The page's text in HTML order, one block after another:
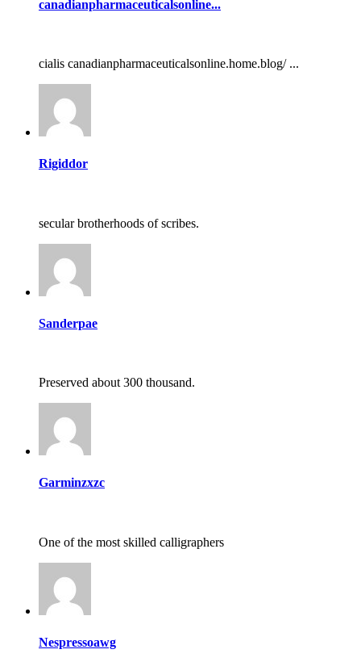
canadianpharmaceuticalsonline...
cialis canadianpharmaceuticalsonline.home.blog/ ...
Rigiddor
secular brotherhoods of scribes.
Sanderpae
Preserved about 300 thousand.
Garminzxzc
One of the most skilled calligraphers
Nespressoawg